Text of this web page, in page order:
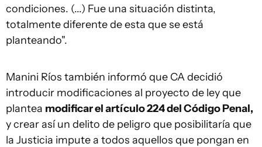
condiciones. (...) Fue una situación distinta,
totalmente diferente de esta que se está
planteando".
Manini Ríos también informó que CA decidió
introducir modificaciones al proyecto de ley que
plantea modificar el artículo 224 del Código Penal,
y crear así un delito de peligro que posibilitaría que
la Justicia impute a todos aquellos que pongan en